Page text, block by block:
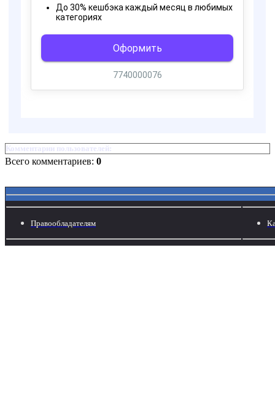
Комментарии пользователей:
Всего комментариев: 0
Правообладателям